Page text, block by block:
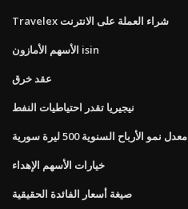
Travelex شراء العملة على الانترنت
الأسهم الأمازون isin
عقد خرق
نيجيريا تقدر احتياطيات النفط
معدل نمو الأرباح السنوية 500 ليرة سورية
خيارات الأسهم الإهداء
صيغة أسعار الفائدة الحقيقية